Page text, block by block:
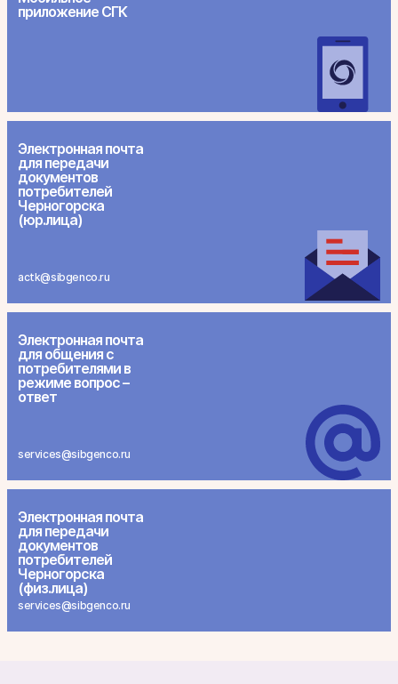
приложение СГК
Электронная почта
для передачи
документов
потребителей
Черногорска
(юр.лица)
actk@sibgenco.ru
Электронная почта
для общения с
потребителями в
режиме вопрос –
ответ
services@sibgenco.ru
Электронная почта
для передачи
документов
потребителей
Черногорска
(физ.лица)
services@sibgenco.ru